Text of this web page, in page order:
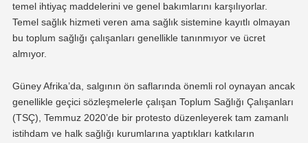
temel ihtiyaç maddelerini ve genel bakımlarını karşılıyorlar.
Temel sağlık hizmeti veren ama sağlık sistemine kayıtlı olmayan
bu toplum sağlığı çalışanları genellikle tanınmıyor ve ücret
almıyor.
Güney Afrika’da, salgının ön saflarında önemli rol oynayan ancak
genellikle geçici sözleşmelerle çalışan Toplum Sağlığı Çalışanları
(TSÇ), Temmuz 2020’de bir protesto düzenleyerek tam zamanlı
istihdam ve halk sağlığı kurumlarına yaptıkları katkıların